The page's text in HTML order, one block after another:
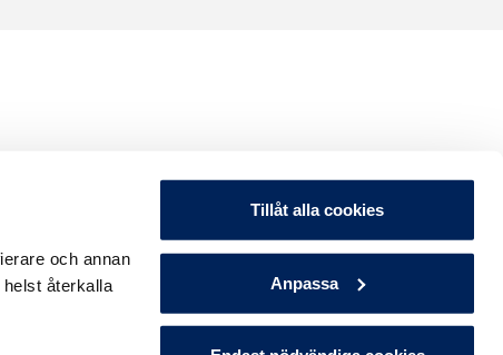
och annan
återkalla
Tillåt alla cookies
Anpassa